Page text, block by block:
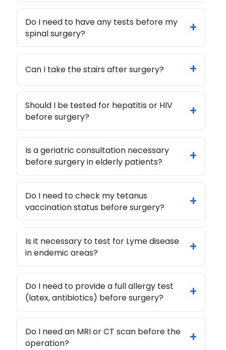
Do I need to have any tests before my
spinal surgery?
+
Can I take the stairs after surgery? +
Should I be tested for hepatitis or HIV
before surgery?
+
Is a geriatric consultation necessary
before surgery in elderly patients?
+
Do I need to check my tetanus
vaccination status before surgery?
+
Is it necessary to test for Lyme disease
in endemic areas?
+
Do I need to provide a full allergy test
(latex, antibiotics) before surgery?
+
Do I need an MRI or CT scan before the
operation?
+